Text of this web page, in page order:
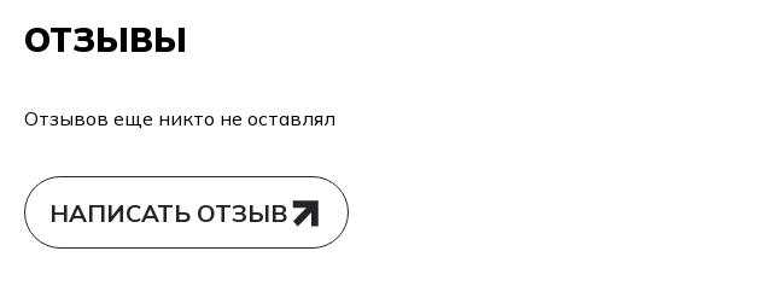
ОТЗЫВЫ
Отзывов еще никто не оставлял
НАПИСАТЬ ОТЗЫВ